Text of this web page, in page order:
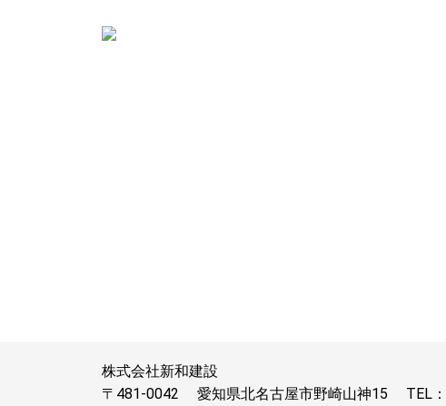
株式会社新和建設
〒481-0042
愛知県北名古屋市野崎山神15 TEL：